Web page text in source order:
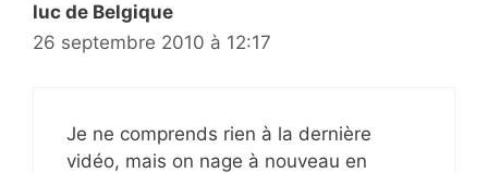
luc de Belgique
26 septembre 2010 à 12:17
Je ne comprends rien à la dernière
vidéo, mais on nage à nouveau en